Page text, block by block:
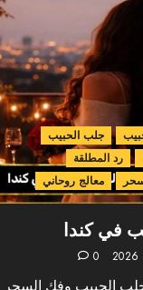
جلب الحبيب
رد المطلقة
معالج روحاني
في كندا
0
الحبيب وفك السحر